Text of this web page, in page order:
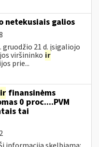
netekusiais galios
21 d. įsigaliojo
viršininko ir
prie...
ir finansinėms
0 proc....PVM
tai